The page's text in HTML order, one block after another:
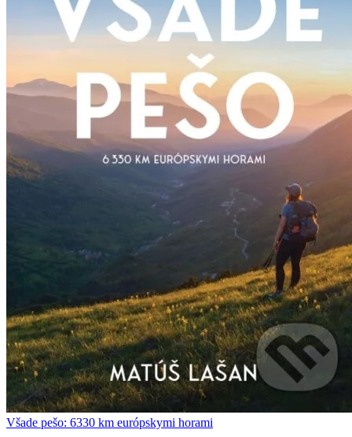
Všade pešo: 6330 km európskymi horami